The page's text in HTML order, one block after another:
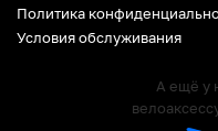
Политика
Условия обслуживания
А ещё у